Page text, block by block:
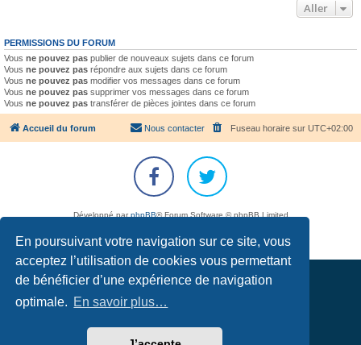
En poursuivant votre navigation sur ce site, vous
acceptez l’utilisation de cookies vous permettant
de bénéficier d’une expérience de navigation
optimale. En savoir plus…
Aller
PERMISSIONS DU FORUM
Vous ne pouvez pas publier de nouveaux sujets dans ce forum
Vous ne pouvez pas répondre aux sujets dans ce forum
Vous ne pouvez pas modifier vos messages dans ce forum
Vous ne pouvez pas supprimer vos messages dans ce forum
Vous ne pouvez pas transférer de pièces jointes dans ce forum
Accueil du forum Fuseau horaire sur UTC+02:00
Nous contacter
Développé parphpBB® Forum Software © phpBB Limited
Confidentialité| Conditions